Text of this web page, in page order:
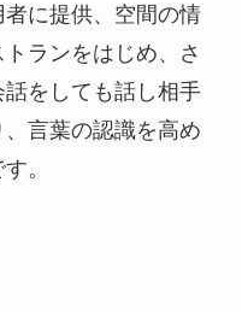
に提供、空間の情
ランをはじめ、さ
をしても話し相手
言葉の認識を高め
。